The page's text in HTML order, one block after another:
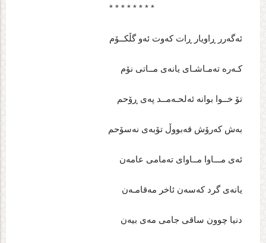
* * * * * * * *
ئه‌گه‌رر ڕاویار ڕات که‌وت ئه‌و گڵکــۆم
کـه‌ره‌ ته‌مـاشـای یانه‌ی مــاتی نۆم
تۆ خــوا بوانه‌ ئه‌لحـه‌مــد په‌ی ڕۆحم
به‌ش که‌رۆش قه‌بووڵ تۆبه‌ی نه‌سۆحم
ئه‌ی مـــاوا مــاوای ته‌مامی عامه‌ن
یانه‌ی گرد که‌سه‌ن ئاخر مه‌قامـه‌ن
دنیا چوون ساقی جامی مه‌ی بیه‌ن